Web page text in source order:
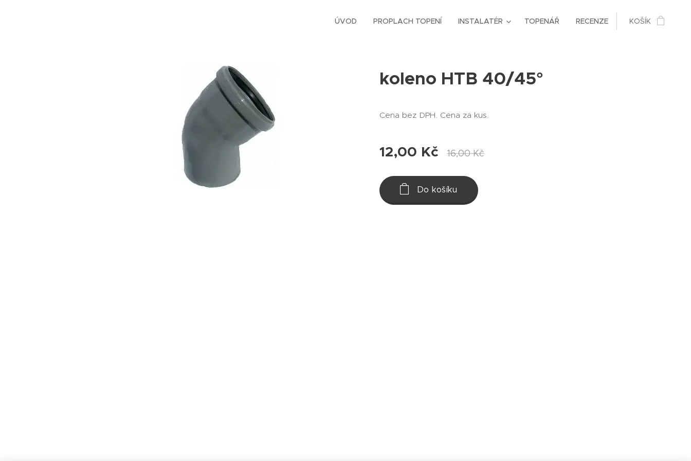
ÚVOD PROPLACH TOPENÍ INSTALATÉR TOPENÁŘ RECENZE KOŠÍK
koleno HTB 40/45°
Cena bez DPH. Cena za kus.
12,00 Kč 16,00Kč
Do košíku